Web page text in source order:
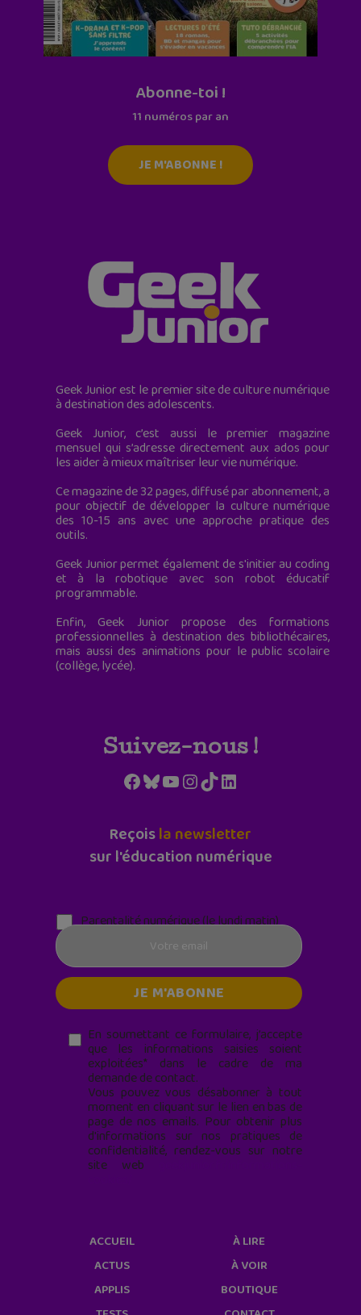
Abonne-toi !
11 numéros par an
JE M'ABONNE !
Geek Junior est le premier site de culture numérique
à destination des adolescents.
Geek Junior, c’est aussi le premier magazine
mensuel qui s’adresse directement aux ados pour
les aider à mieux maîtriser leur vie numérique.
Ce magazine de 32 pages, diffusé par abonnement, a
pour objectif de développer la culture numérique
des 10-15 ans avec une approche pratique des
outils.
Geek Junior permet également de s'initier au coding
et à la robotique avec son robot éducatif
programmable.
Enfin, Geek Junior propose des formations
professionnelles à destination des bibliothécaires,
mais aussi des animations pour le public scolaire
(collège, lycée).
Suivez-nous !
Facebook
Bluesky
YouTube
Instagram
TikTokLinkedIn
Reçoisla newsletter
sur l'éducation numérique
Parentalité numérique (le lundi matin)
En soumettant ce formulaire, j’accepte
que les informations saisies soient
exploitées* dans le cadre de ma
demande de contact.
Vous pouvez vous désabonner à tout
moment en cliquant sur le lien en bas de
page de nos emails. Pour obtenir plus
d'informations sur nos pratiques de
confidentialité, rendez-vous sur notre
site web
ACCUEIL
ACTUS
APPLIS
À LIRE
À VOIR
BOUTIQUE